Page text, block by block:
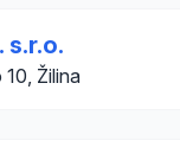
s.r.o.
Žilina